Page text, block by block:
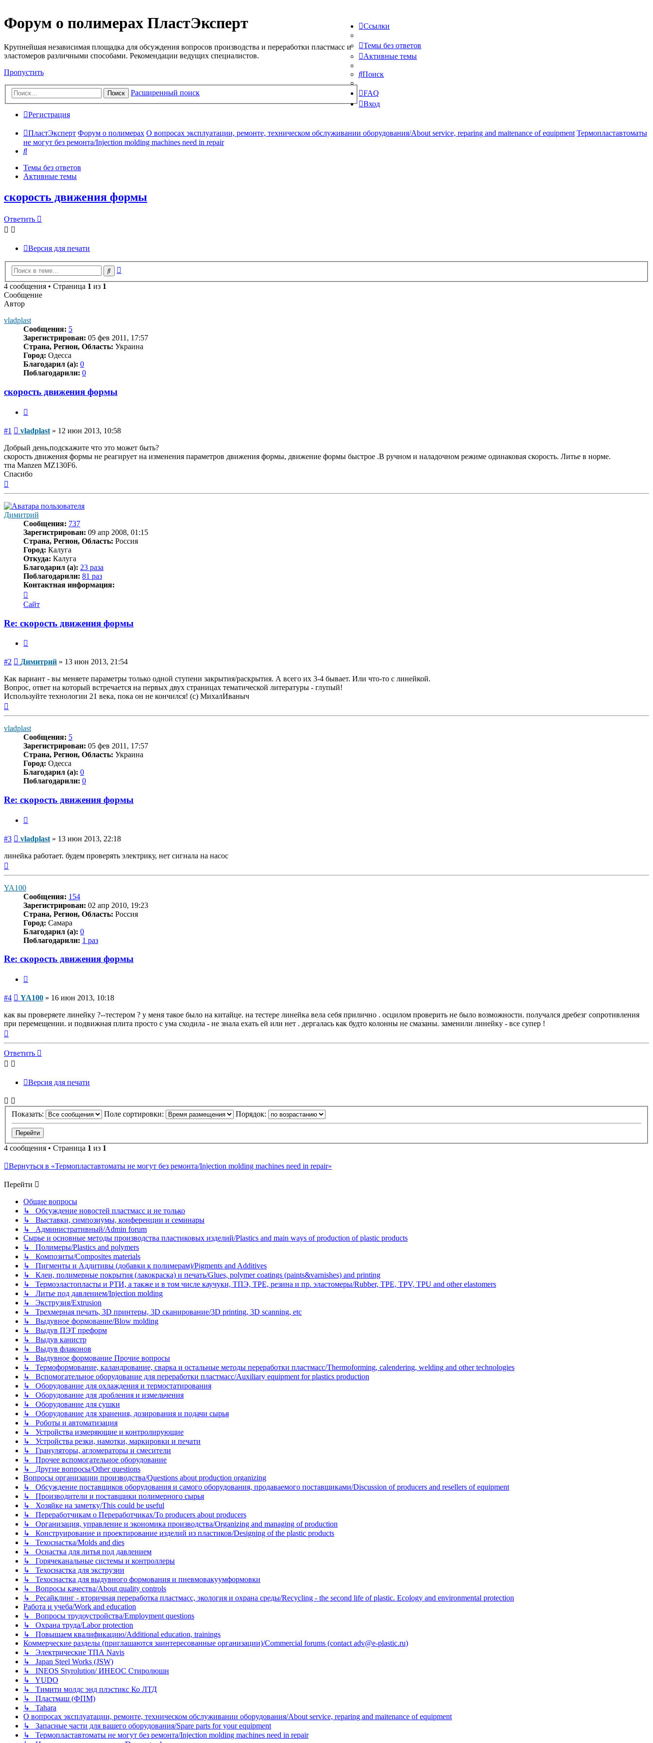
Форум о полимерах ПластЭксперт
Крупнейшая независимая площадка для обсуждения вопросов производства и переработки пластмасс и
эластомеров различными способами. Рекомендации ведущих специалистов.
Пропустить
Поиск Расширенный поиск
Ссылки
Темы без ответов
Активные темы
Поиск
FAQ
Вход
Регистрация
ПластЭксперт Форум о полимерах О вопросах эксплуатации, ремонте, техническом обслуживании оборудования/About service, reparing and maitenance of equipment Термопластавтоматы
не могут без ремонта/Injection molding machines need in repair
Поиск
Темы без ответов
Активные темы
скорость движения формы
Ответить
Версия для печати
Поиск
4 сообщения • Страница 1 из 1
Сообщение
Автор
vladplast
Сообщения: 5
Зарегистрирован: 05 фев 2011, 17:57
Страна, Регион, Область: Украина
Город: Одесса
Благодарил (а): 0
Поблагодарили: 0
скорость движения формы
#1 Сообщение
vladplast » 12 июн 2013, 10:58
Добрый день,подскажите что это может быть?
скорость движения формы не реагирует на изменения параметров движения формы, движение формы быстрое .В ручном и наладочном режиме одинаковая скорость. Литье в норме.
тпа Manzen MZ130F6.
Спасибо
Димитрий
Сообщения: 737
Зарегистрирован: 09 апр 2008, 01:15
Страна, Регион, Область: Россия
Город: Калуга
Откуда: Калуга
Благодарил (а): 23 раза
Поблагодарили: 81 раз
Контактная информация:
информация
пользователя
Сайт
Re: скорость движения формы
#2 Сообщение
Димитрий » 13 июн 2013, 21:54
Как вариант - вы меняете параметры только одной ступени закрытия/раскрытия. А всего их 3-4 бывает. Или что-то с линейкой.
Вопрос, ответ на который встречается на первых двух страницах тематической литературы - глупый!
Используйте технологии 21 века, пока он не кончился! (с) МихалИваныч
vladplast
Сообщения: 5
Зарегистрирован: 05 фев 2011, 17:57
Страна, Регион, Область: Украина
Город: Одесса
Благодарил (а): 0
Поблагодарили: 0
Re: скорость движения формы
#3 Сообщение
vladplast » 13 июн 2013, 22:18
линейка работает. будем проверять электрику, нет сигнала на насос
YA100
Сообщения: 154
Зарегистрирован: 02 апр 2010, 19:23
Страна, Регион, Область: Россия
Город: Самара
Благодарил (а): 0
Поблагодарили: 1 раз
Re: скорость движения формы
#4 Сообщение
YA100 » 16 июн 2013, 10:18
как вы проверяете линейку ?--тестером ? у меня такое было на китайце. на тестере линейка вела себя прилично . осцилом проверить не было возможности. получался дребезг сопротивления
при перемещении. и подвижная плита просто с ума сходила - не знала ехать ей или нет . дергалась как будто колонны не смазаны. заменили линейку - все супер !
началу
Ответить
Версия для печати
Показать: Поле сортировки: Порядок:
4 сообщения • Страница 1 из 1
Вернуться в «Термопластавтоматы не могут без ремонта/Injection molding machines need in repair»
Перейти
Общие вопросы
↳ Обсуждение новостей пластмасс и не только
↳ Выставки, симпозиумы, конференции и семинары
↳ Административный/Admin forum
Сырье и основные методы производства пластиковых изделий/Plastics and main ways of production of plastic products
↳ Полимеры/Plastics and polymers
↳ Композиты/Сomposites materials
↳ Пигменты и Аддитивы (добавки к полимерам)/Pigments and Additives
↳ Клеи, полимерные покрытия (лакокраска) и печать/Glues, polymer coatings (paints&varnishes) and printing
↳ Термоэластопласты и РТИ, а также и в том числе каучуки, ТПЭ, TPE, резина и пр. эластомеры/Rubber, TPE, TPV, TPU and other elastomers
↳ Литье под давлением/Injection molding
↳ Экструзия/Extrusion
↳ Трехмерная печать, 3D принтеры, 3D сканирование/3D printing, 3D scanning, etc
↳ Выдувное формование/Blow molding
↳ Выдув ПЭТ преформ
↳ Выдув канистр
↳ Выдув флаконов
↳ Выдувное формование Прочие вопросы
↳ Термоформование, каландрование, сварка и остальные методы переработки пластмасс/Thermoforming, calendering, welding and other technologies
↳ Вспомогательное оборудование для переработки пластмасс/Auxiliary equipment for plastics production
↳ Оборудование для охлаждения и термостатирования
↳ Оборудование для дробления и измельчения
↳ Оборудование для сушки
↳ Оборудование для хранения, дозирования и подачи сырья
↳ Роботы и автоматизация
↳ Устройства измеряющие и контролирующие
↳ Устройства резки, намотки, маркировки и печати
↳ Грануляторы, агломераторы и смесители
↳ Прочее вспомогательное оборудование
↳ Другие вопросы/Other questions
Вопросы организации производства/Questions about production organizing
↳ Обсуждение поставщиков оборудования и самого оборудования, продаваемого поставщиками/Discussion of producers and resellers of equipment
↳ Производители и поставщики полимерного сырья
↳ Хозяйке на заметку/This could be useful
↳ Переработчикам о Переработчиках/To producers about producers
↳ Организация, управление и экономика производства/Organizing and managing of production
↳ Конструирование и проектирование изделий из пластиков/Designing of the plastic products
↳ Техоснастка/Molds and dies
↳ Оснастка для литья под давлением
↳ Горячеканальные системы и контроллеры
↳ Техоснастка для экструзии
↳ Техоснастка для выдувного формования и пневмовакуумформовки
↳ Вопросы качества/About quality controls
↳ Ресайклинг - вторичная переработка пластмасс, экология и охрана среды/Recycling - the second life of plastic. Ecology and environmental protection
Работа и учеба/Work and education
↳ Вопросы трудоустройства/Employment questions
↳ Охрана труда/Labor protection
↳ Повышаем квалификацию/Additional education, trainings
Коммерческие разделы (приглашаются заинтересованные организации)/Commercial forums (contact adv@e-plastic.ru)
↳ Электрические ТПА Navis
↳ Japan Steel Works (JSW)
↳ INEOS Styrolution/ ИНЕОС Стиролюшн
↳ YUDO
↳ Тимити молдс энд плэстикс Ко ЛТД
↳ Пластмаш (ФПМ)
↳ Tahara
О вопросах эксплуатации, ремонте, техническом обслуживании оборудования/About service, reparing and maitenance of equipment
↳ Запасные части для вашего оборудования/Spare parts for your equipment
↳ Термопластавтоматы не могут без ремонта/Injection molding machines need in repair